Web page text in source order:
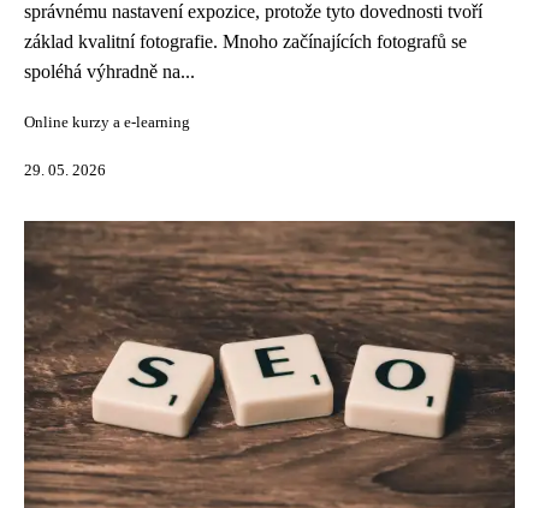
správnému nastavení expozice, protože tyto dovednosti tvoří
základ kvalitní fotografie. Mnoho začínajících fotografů se
spoléhá výhradně na...
Online kurzy a e-learning
29. 05. 2026